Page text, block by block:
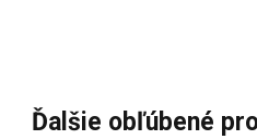
Ďalšie obľúbené